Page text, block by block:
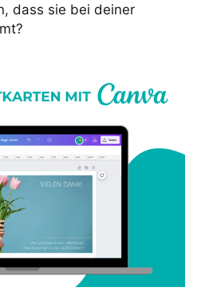
dass sie bei deiner